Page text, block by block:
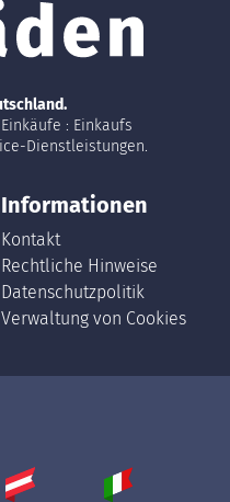
: Einkaufs
Dienstleistungen.
Informationen
Kontakt
Rechtliche Hinweise
Datenschutzpolitik
Verwaltung von Cookies